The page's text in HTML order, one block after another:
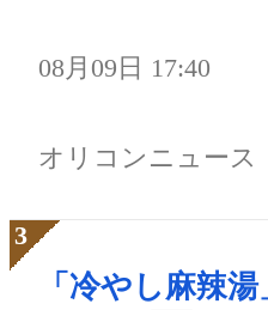
08月09日 17:40
オリコンニュース
「冷やし麻辣